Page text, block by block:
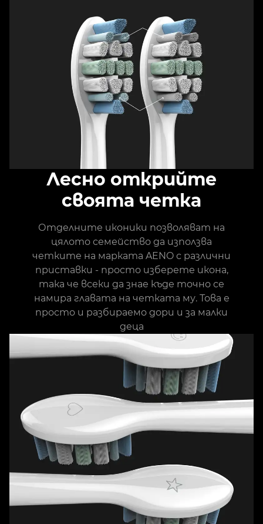
Лесно открийте
своята четка
Отделните иконики позволяват на
цялото семейство да използва
четките на марката AENO с различни
приставки - просто изберете икона,
така че всеки да знае къде точно се
намира главата на четката му. Това е
просто и разбираемо дори и за малки
деца